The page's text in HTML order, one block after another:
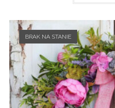
BRAK NA STANIE